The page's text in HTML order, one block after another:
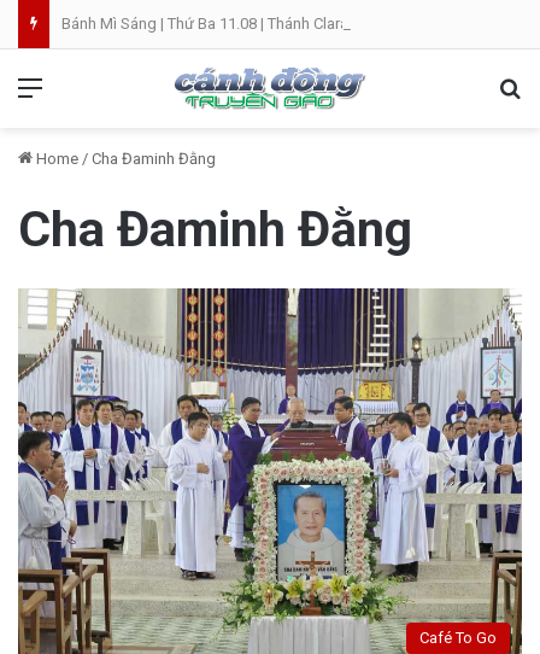
Bánh Mì Sáng | Thứ Ba 11.08 | Thánh Clara, trinh nữ
Home / Cha Đaminh Đằng
Cha Đaminh Đằng
Café To Go